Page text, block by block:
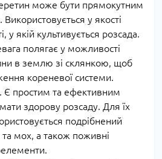
може бути прямокутним
у якості
у якій культивується розсада.
полягає у можливості
в землю зі склянкою, щоб
кореневої системи.
Є простим та ефективним
здорову розсаду. Для їх
подрібнений
мох, а також поживні